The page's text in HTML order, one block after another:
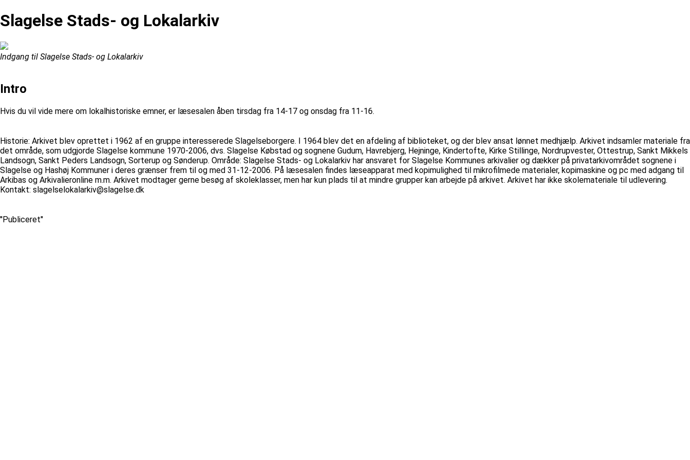
Slagelse Stads- og Lokalarkiv
Indgang til Slagelse Stads- og Lokalarkiv
Intro
Hvis du vil vide mere om lokalhistoriske emner, er læsesalen åben tirsdag fra 14-17 og onsdag fra 11-16.
Historie: Arkivet blev oprettet i 1962 af en gruppe interesserede Slagelseborgere. I 1964 blev det en afdeling af biblioteket, og der blev ansat lønnet medhjælp. Arkivet indsamler materiale fra
det område, som udgjorde Slagelse kommune 1970-2006, dvs. Slagelse Købstad og sognene Gudum, Havrebjerg, Hejninge, Kindertofte, Kirke Stillinge, Nordrupvester, Ottestrup, Sankt Mikkels
Landsogn, Sankt Peders Landsogn, Sorterup og Sønderup. Område: Slagelse Stads- og Lokalarkiv har ansvaret for Slagelse Kommunes arkivalier og dækker på privatarkivområdet sognene i
Slagelse og Hashøj Kommuner i deres grænser frem til og med 31-12-2006. På læsesalen findes læseapparat med kopimulighed til mikrofilmede materialer, kopimaskine og pc med adgang til
Arkibas og Arkivalieronline m.m. Arkivet modtager gerne besøg af skoleklasser, men har kun plads til at mindre grupper kan arbejde på arkivet. Arkivet har ikke skolemateriale til udlevering.
Kontakt: slagelselokalarkiv@slagelse.dk
''Publiceret''